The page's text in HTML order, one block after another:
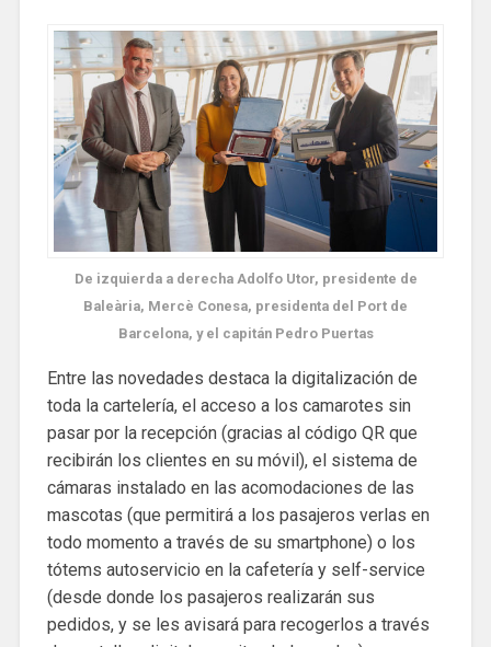
De izquierda a derecha Adolfo Utor, presidente de
Baleària, Mercè Conesa, presidenta del Port de
Barcelona, y el capitán Pedro Puertas
Entre las novedades destaca la digitalización de
toda la cartelería, el acceso a los camarotes sin
pasar por la recepción (gracias al código QR que
recibirán los clientes en su móvil), el sistema de
cámaras instalado en las acomodaciones de las
mascotas (que permitirá a los pasajeros verlas en
todo momento a través de su smartphone) o los
tótems autoservicio en la cafetería y self-service
(desde donde los pasajeros realizarán sus
pedidos, y se les avisará para recogerlos a través